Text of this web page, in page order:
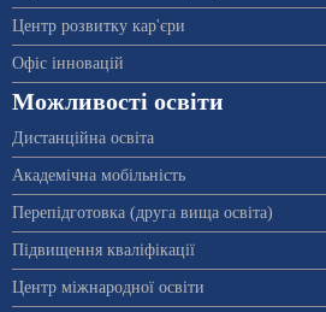
Центр розвитку кар'єри
Офіс інновацій
Можливості освіти
Дистанційна освіта
Академічна мобільність
Перепідготовка (друга вища освіта)
Підвищення кваліфікації
Центр міжнародної освіти